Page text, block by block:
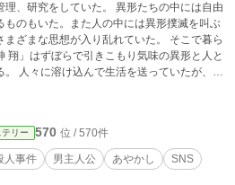
理、研究をしていた。 異形たちの中には自由
ものもいた。また人の中には異形撲滅を叫ぶ
まな思想が入り乱れていた。 そこで暮ら
翔」はずぼらで引きこもり気味の異形と人と
。 人々に溶け込んで生活を送っていたが、あ
けに、異形が関わるトラブルを解決していく
に導いていく。 そんな彼を支えてい
で知り合った仲間たち。 またその仲間たちも
特の感性を持った仲間たちだった。 仲間たち
の情報を集め、特殊な能力を駆使して真相を
テリー 570 位 / 570件
人事件 男主人公 あやかし
SNS